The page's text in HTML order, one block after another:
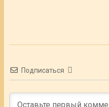
Подписаться